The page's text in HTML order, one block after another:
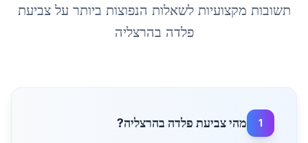
תשובות מקצועיות לשאלות הנפוצות ביותר עלצביעת
פלדה בהרצליה
1 מהי צביעת פלדה בהרצליה?